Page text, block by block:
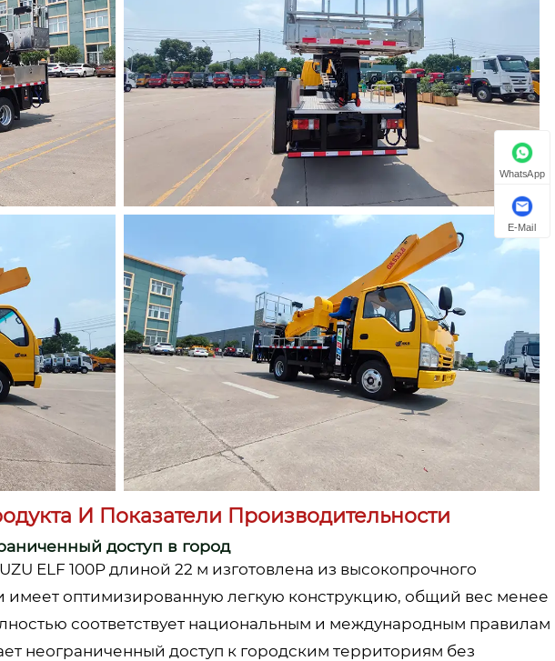
И Показатели Производительности
доступ в город
ELF 100P длиной 22 м изготовлена ​​из высокопрочного
имеет оптимизированную легкую конструкцию, общий вес менее
соответствует национальным и международным правилам
неограниченный доступ к городским территориям без
WhatsApp
E-Mail